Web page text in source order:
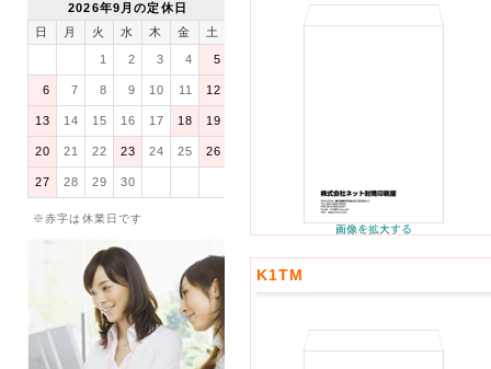
2026年9月の定休日
日
月 火 水 木 金 土
1 2 3 4 5
6 7 8 9 10 11 12
13 14 15 16 17 18 19
20 21 22 23 24 25 26
27 28 29 30
※赤字は休業日です
K1TM